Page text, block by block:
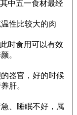
中五一食材最经
性比较大的肉
时食用可以有效
。
器官，好的时候
肝。
、睡眠不好，属